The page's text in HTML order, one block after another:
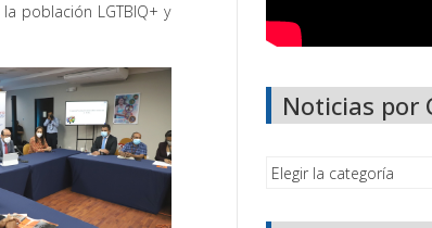
población LGTBIQ+ y
Noticias por